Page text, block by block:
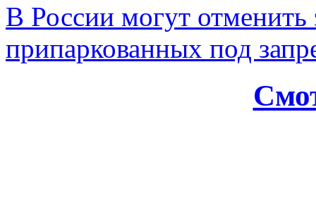
В России могут
припаркованных под